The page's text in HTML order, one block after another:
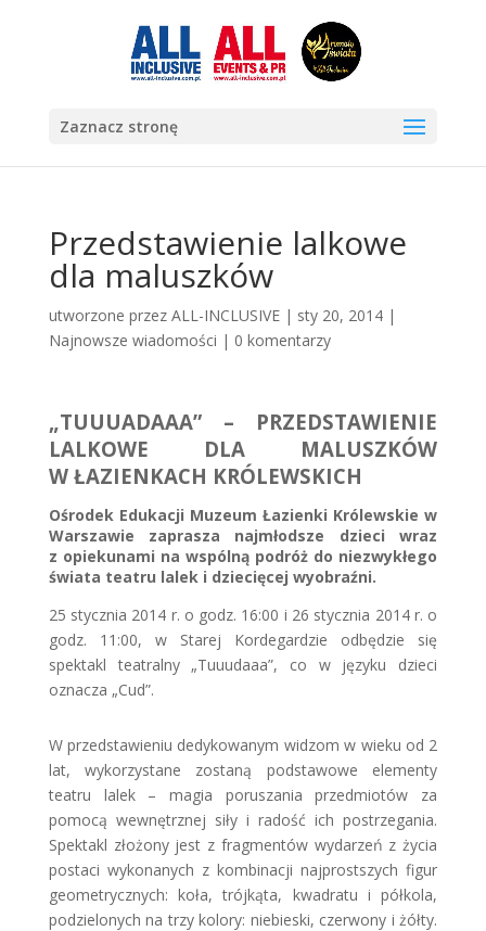
Zaznacz stronę
Przedstawienie lalkowe
dla maluszków
utworzone przez ALL-INCLUSIVE| sty 20, 2014|
Najnowsze wiadomości | 0 komentarzy
„TUUUADAAA” – PRZEDSTAWIENIE
LALKOWE DLA MALUSZKÓW
W ŁAZIENKACH KRÓLEWSKICH
Ośrodek Edukacji Muzeum Łazienki Królewskie w
Warszawie zaprasza najmłodsze dzieci wraz
z opiekunami na wspólną podróż do niezwykłego
świata teatru lalek i dziecięcej wyobraźni.
25 stycznia 2014 r. o godz. 16:00 i 26 stycznia 2014 r. o
godz. 11:00, w Starej Kordegardzie odbędzie się
spektakl teatralny „Tuuudaaa”, co w języku dzieci
oznacza „Cud”.
W przedstawieniu dedykowanym widzom w wieku od 2
lat, wykorzystane zostaną podstawowe elementy
teatru lalek – magia poruszania przedmiotów za
pomocą wewnętrznej siły i radość ich postrzegania.
Spektakl złożony jest z fragmentów wydarzeń z życia
postaci wykonanych z kombinacji najprostszych figur
geometrycznych: koła, trójkąta, kwadratu i półkola,
podzielonych na trzy kolory: niebieski, czerwony i żółty.